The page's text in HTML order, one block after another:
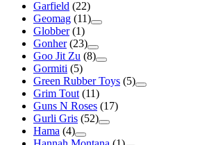
Garfield (22)
Geomag (11)
Globber (1)
Gonher (23)
Goo Jit Zu (8)
Gormiti (5)
Green Rubber Toys (5)
Grim Tout (11)
Guns N Roses (17)
Gurli Gris (52)
Hama (4)